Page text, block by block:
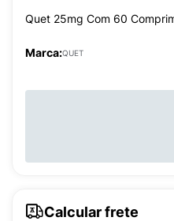
Quet 25mg Com 60
Marca:QUET
Calcular frete